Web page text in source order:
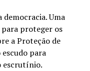
Uma
proteger os
a Proteção de
para
escrutínio.